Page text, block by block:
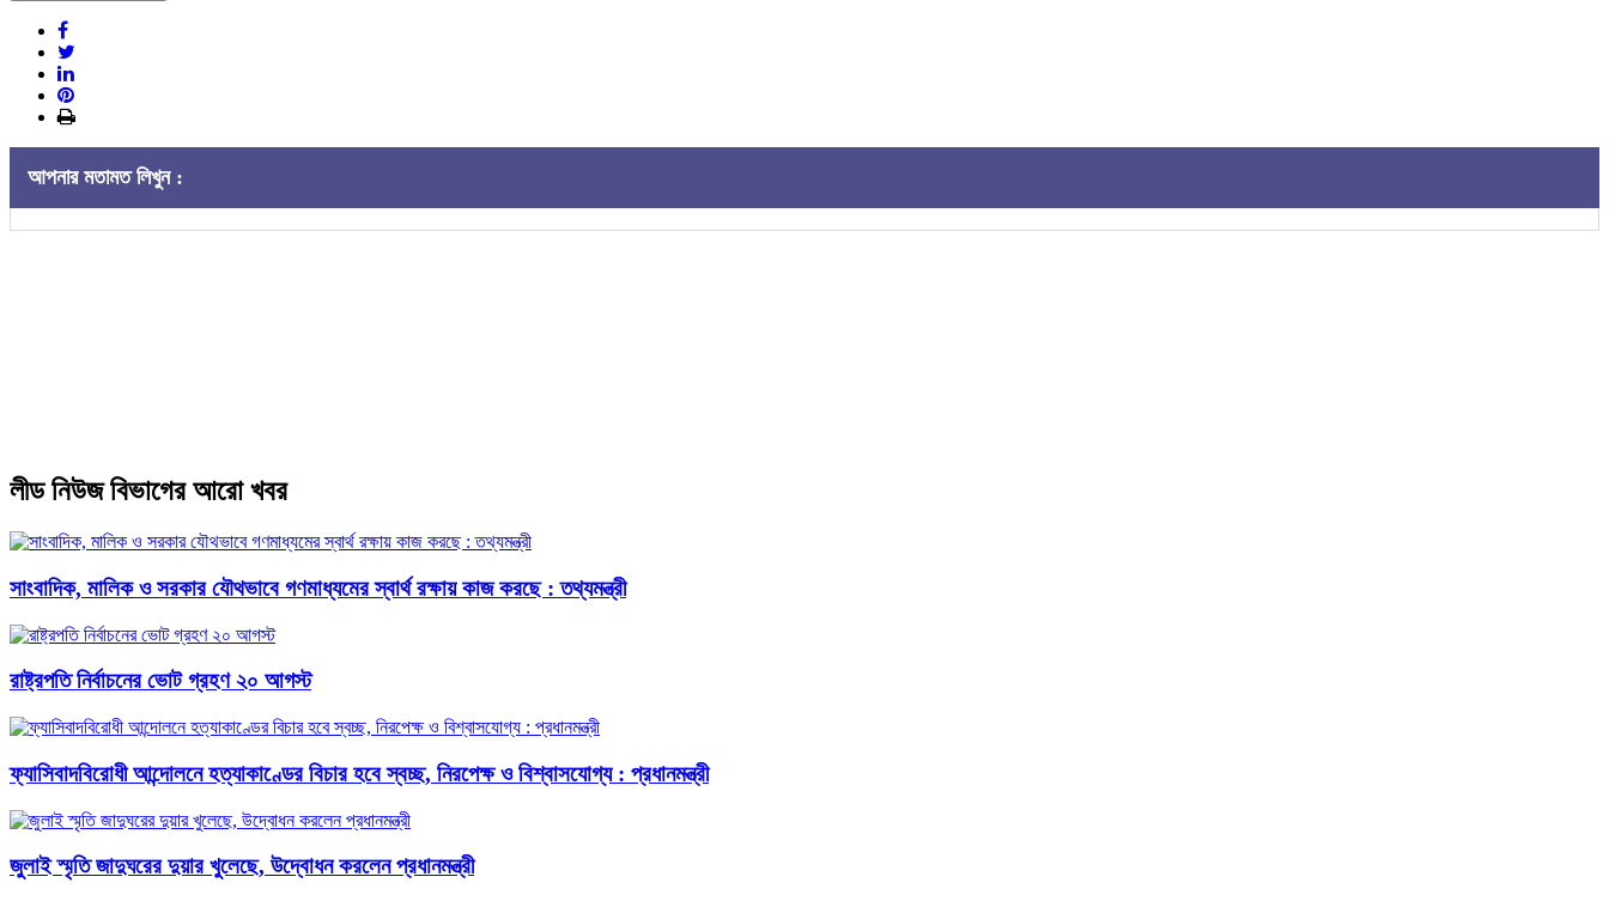
আপনার মতামত লিখুন :
লীড নিউজ বিভাগের আরো খবর
সাংবাদিক, মালিক ও সরকার যৌথভাবে গণমাধ্যমের স্বার্থ রক্ষায় কাজ করছে : তথ্যমন্ত্রী
রাষ্ট্রপতি নির্বাচনের ভোট গ্রহণ ২০ আগস্ট
ফ্যাসিবাদবিরোধী আন্দোলনে হত্যাকাণ্ডের বিচার হবে স্বচ্ছ, নিরপেক্ষ ও বিশ্বাসযোগ্য : প্রধানমন্ত্রী
জুলাই স্মৃতি জাদুঘরের দুয়ার খুলেছে, উদ্বোধন করলেন প্রধানমন্ত্রী